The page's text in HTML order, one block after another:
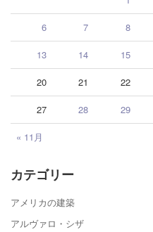
« 11月
6 7 8
13 14 15
20 21 22
27 28 29
カテゴリー
アメリカの建築
アルヴァロ・シザ